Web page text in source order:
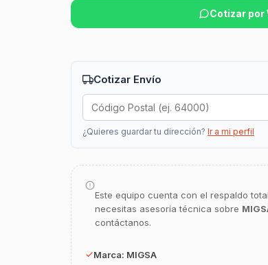
Cotizar por
Cotizar Envío
¿Quieres guardar tu dirección? Ir a mi perfil
Este equipo cuenta con el respaldo
necesitas asesoría técnica sobre
contáctanos.
Marca: MIGSA